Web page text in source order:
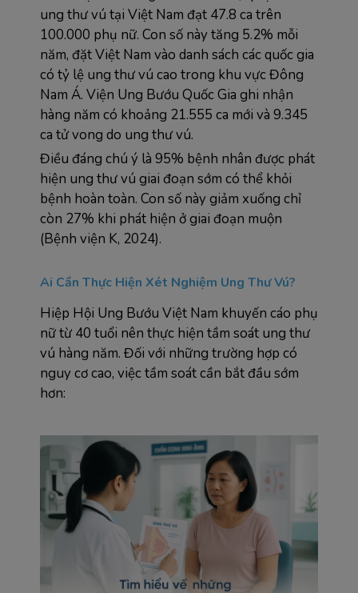
ung thư vú tại Việt Nam đạt 47.8 ca trên
100.000 phụ nữ. Con số này tăng 5.2% mỗi
năm, đặt Việt Nam vào danh sách các quốc gia
có tỷ lệ ung thư vú cao trong khu vực Đông
Nam Á. Viện Ung Bướu Quốc Gia ghi nhận
hàng năm có khoảng 21.555 ca mới và 9.345
ca tử vong do ung thư vú.
Điều đáng chú ý là 95% bệnh nhân được phát
hiện ung thư vú giai đoạn sớm có thể khỏi
bệnh hoàn toàn. Con số này giảm xuống chỉ
còn 27% khi phát hiện ở giai đoạn muộn
(Bệnh viện K, 2024).
Ai Cần Thực Hiện Xét Nghiệm Ung Thư Vú?
Hiệp Hội Ung Bướu Việt Nam khuyến cáo phụ
nữ từ 40 tuổi nên thực hiện tầm soát ung thư
vú hàng năm. Đối với những trường hợp có
nguy cơ cao, việc tầm soát cần bắt đầu sớm
hơn: